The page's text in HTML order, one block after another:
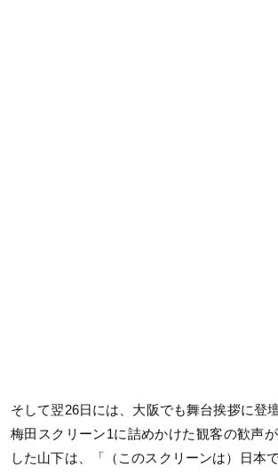
そして翌26日には、大阪でも舞台挨拶に登
梅田スクリーン1に詰めかけた観客の歓声
した山下は、「（このスクリーンは）日本